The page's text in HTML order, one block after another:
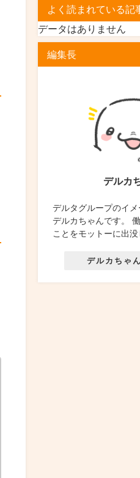
よく読まれている記
データはありません
編集長
デルカ
デルタグループのイ
デルカちゃんです。
ことをモットーに出没
デルカちゃ